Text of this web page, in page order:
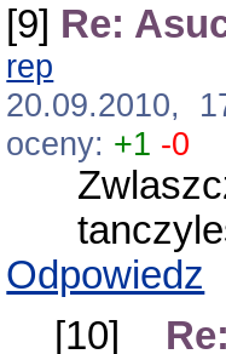
[9] Re:
rep
20.09.2010,
oceny: +1 -0
Odpowiedz
[10]